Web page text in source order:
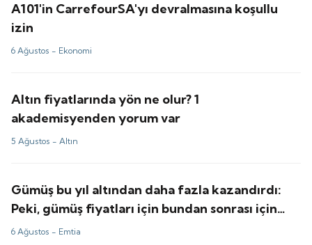
A101'in CarrefourSA'yı devralmasına koşullu
izin
6 Ağustos - Ekonomi
Altın fiyatlarında yön ne olur? 1
akademisyenden yorum var
5 Ağustos -Altın
Gümüş bu yıl altından daha fazla kazandırdı:
Peki, gümüş fiyatları için bundan sonrası için
tahminler ne?
6 Ağustos - Emtia